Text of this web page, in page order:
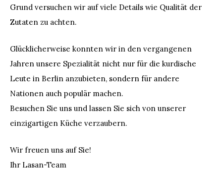
Grund versuchen wir auf viele Details wie Qualität der
Zutaten zu achten.
Glücklicherweise konnten wir in den vergangenen
Jahren unsere Spezialität nicht nur für die kurdische
Leute in Berlin anzubieten, sondern für andere
Nationen auch populär machen.
Besuchen Sie uns und lassen Sie sich von unserer
einzigartigen Küche verzaubern.
Wir freuen uns auf Sie!
Ihr Lasan-Team